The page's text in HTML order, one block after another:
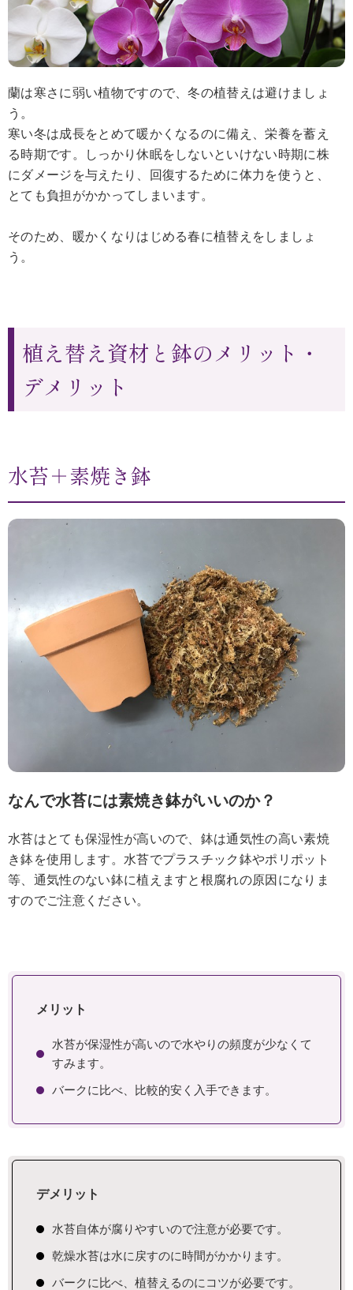
蘭は寒さに弱い植物ですので、冬の植替えは避けましょ
う。
寒い冬は成長をとめて暖かくなるのに備え、栄養を蓄え
る時期です。しっかり休眠をしないといけない時期に株
にダメージを与えたり、回復するために体力を使うと、
とても負担がかかってしまいます。
そのため、暖かくなりはじめる春に植替えをしましょ
う。
植え替え資材と鉢のメリット・
デメリット
水苔＋素焼き鉢
なんで水苔には素焼き鉢がいいのか？
水苔はとても保湿性が高いので、鉢は通気性の高い素焼
き鉢を使用します。水苔でプラスチック鉢やポリポット
等、通気性のない鉢に植えますと根腐れの原因になりま
すのでご注意ください。
メリット
水苔が保湿性が高いので水やりの頻度が少なくて
すみます。
バークに比べ、比較的安く入手できます。
デメリット
水苔自体が腐りやすいので注意が必要です。
乾燥水苔は水に戻すのに時間がかかります。
バークに比べ、植替えるのにコツが必要です。